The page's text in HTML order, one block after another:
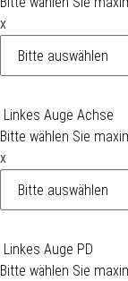
x
Linkes Auge Achse
Bitte wählen Sie
x
Linkes Auge PD
Bitte wählen Sie